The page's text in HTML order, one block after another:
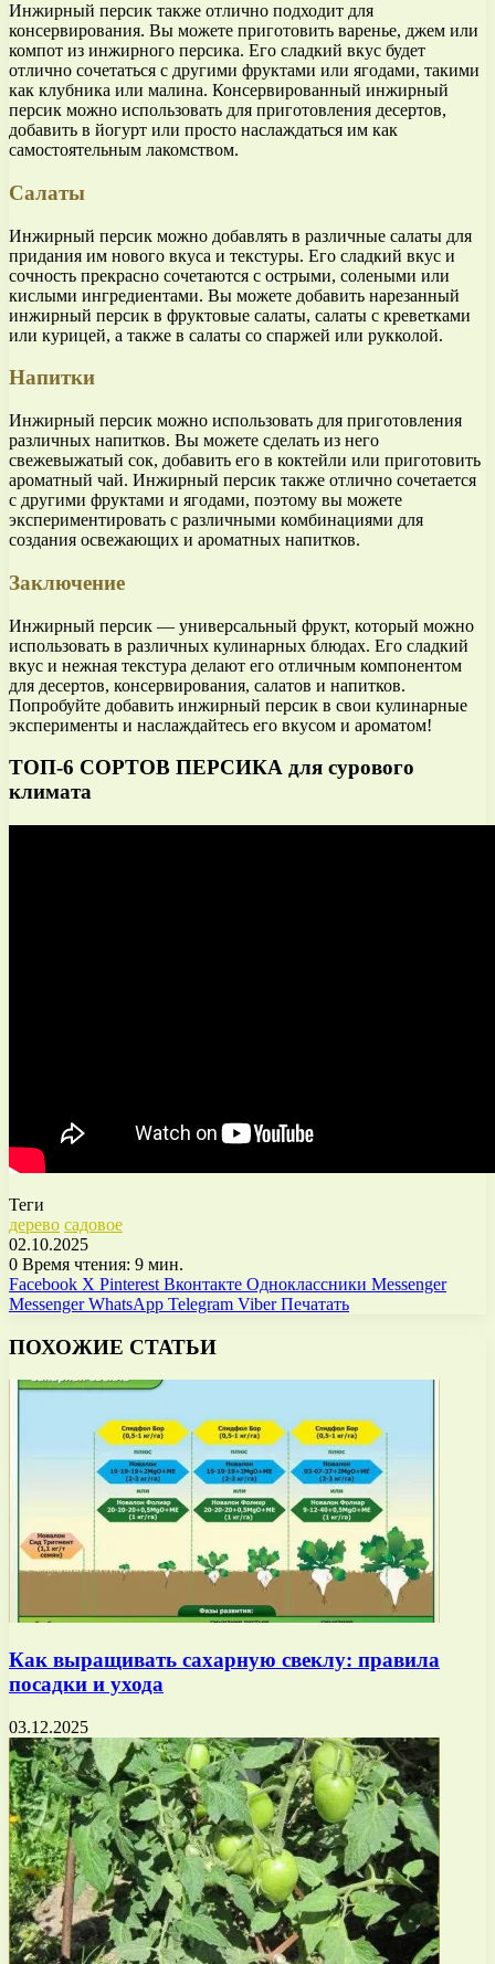
Инжирный персик также отлично подходит для
консервирования. Вы можете приготовить варенье, джем или
компот из инжирного персика. Его сладкий вкус будет
отлично сочетаться с другими фруктами или ягодами, такими
как клубника или малина. Консервированный инжирный
персик можно использовать для приготовления десертов,
добавить в йогурт или просто наслаждаться им как
самостоятельным лакомством.
Салаты
Инжирный персик можно добавлять в различные салаты для
придания им нового вкуса и текстуры. Его сладкий вкус и
сочность прекрасно сочетаются с острыми, солеными или
кислыми ингредиентами. Вы можете добавить нарезанный
инжирный персик в фруктовые салаты, салаты с креветками
или курицей, а также в салаты со спаржей или рукколой.
Напитки
Инжирный персик можно использовать для приготовления
различных напитков. Вы можете сделать из него
свежевыжатый сок, добавить его в коктейли или приготовить
ароматный чай. Инжирный персик также отлично сочетается
с другими фруктами и ягодами, поэтому вы можете
экспериментировать с различными комбинациями для
создания освежающих и ароматных напитков.
Заключение
Инжирный персик — универсальный фрукт, который можно
использовать в различных кулинарных блюдах. Его сладкий
вкус и нежная текстура делают его отличным компонентом
для десертов, консервирования, салатов и напитков.
Попробуйте добавить инжирный персик в свои кулинарные
эксперименты и наслаждайтесь его вкусом и ароматом!
ТОП-6 СОРТОВ ПЕРСИКА для сурового
климата
Теги
дерево садовое
02.10.2025
0 Время чтения: 9 мин.
Facebook X Pinterest Вконтакте Одноклассники Messenger
Messenger WhatsApp Telegram Viber Печатать
ПОХОЖИЕ СТАТЬИ
Как выращивать сахарную свеклу: правила
посадки и ухода
03.12.2025